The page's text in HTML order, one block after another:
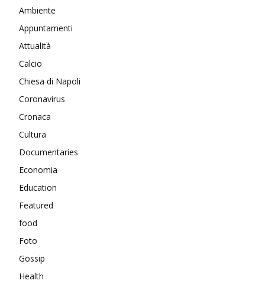
Ambiente
Appuntamenti
Attualità
Calcio
Chiesa di Napoli
Coronavirus
Cronaca
Cultura
Documentaries
Economia
Education
Featured
food
Foto
Gossip
Health